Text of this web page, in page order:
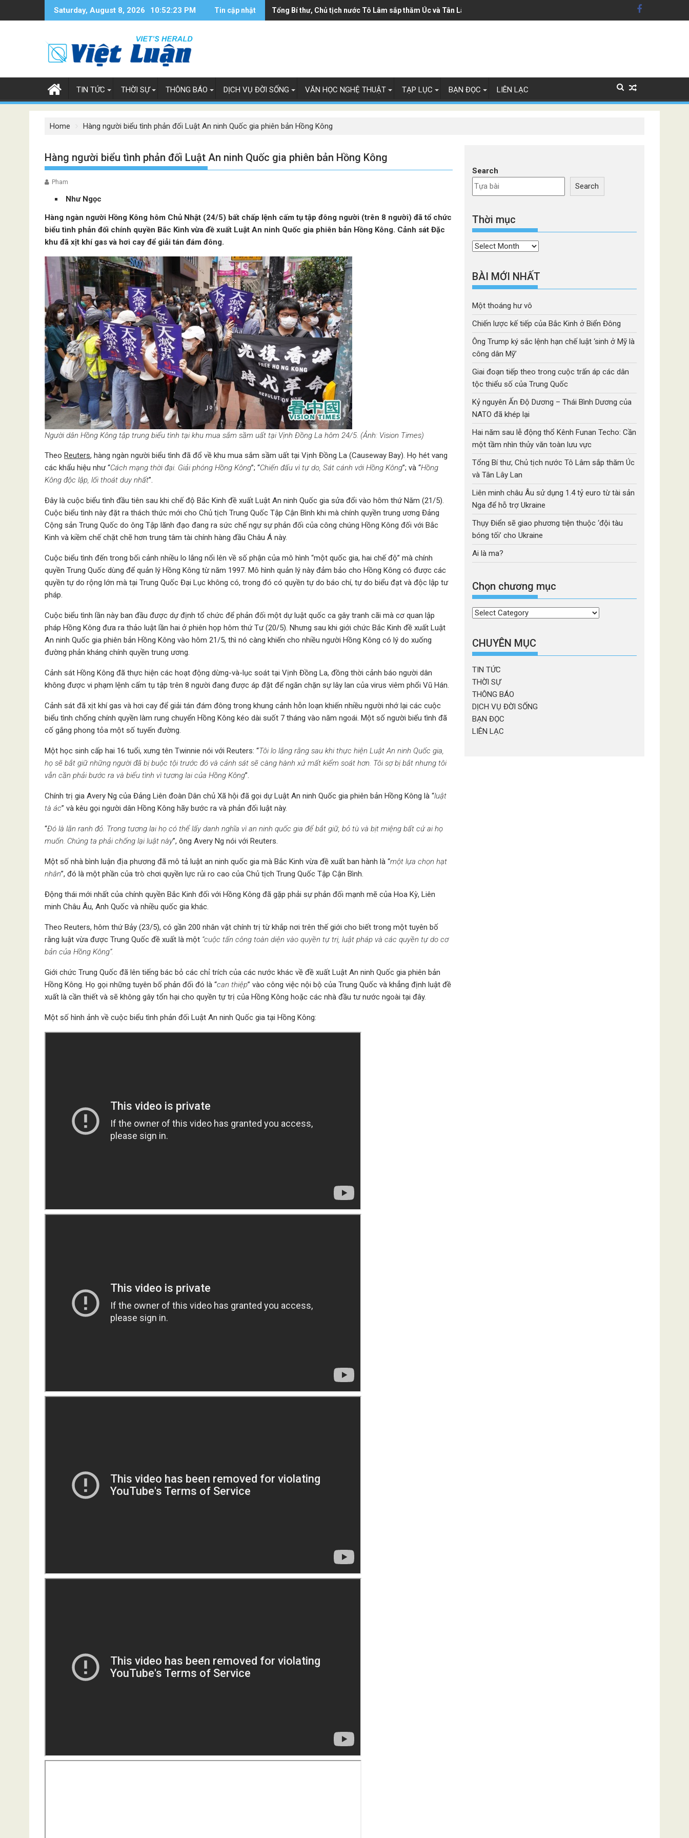
Saturday, August 8, 2026 10:52:24 PM Tin cập nhật Tổng Bí thư, Chủ tịch nước Tô Lâm sắp thăm Úc và Tân Lây Lan
TIN TỨC THỜI SỰ THÔNG BÁO DỊCH VỤ ĐỜI SỐNG VĂN HỌC NGHỆ THUẬT TẠP LỤC BẠN ĐỌC LIÊN LẠC
Home Hàng người biểu tình phản đối Luật An ninh Quốc gia phiên bản Hồng Kông
Hàng người biểu tình phản đối Luật An ninh Quốc gia phiên bản Hồng Kông
Pham
Như Ngọc
Hàng ngàn người Hồng Kông hôm Chủ Nhật (24/5) bất chấp lệnh cấm tụ tập đông người (trên 8 người) đã tổ chức
biểu tình phản đối chính quyền Bắc Kinh vừa đề xuất Luật An ninh Quốc gia phiên bản Hồng Kông. Cảnh sát Đặc
khu đã xịt khí gas và hơi cay để giải tán đám đông.
Người dân Hồng Kông tập trung biểu tình tại khu mua sắm sầm uất tại Vịnh Đồng La hôm 24/5. (Ảnh: Vision Times)
Theo Reuters, hàng ngàn người biểu tình đã đổ về khu mua sắm sầm uất tại Vịnh Đồng La (Causeway Bay). Họ hét vang
các khẩu hiệu như “Cách mạng thời đại. Giải phóng Hồng Kông”; “Chiến đấu vì tự do, Sát cánh với Hồng Kông”; và “Hồng
Kông độc lập, lối thoát duy nhất”.
Đây là cuộc biểu tình đầu tiên sau khi chế độ Bắc Kinh đề xuất Luật An ninh Quốc gia sửa đổi vào hôm thứ Năm (21/5).
Cuộc biểu tình này đặt ra thách thức mới cho Chủ tịch Trung Quốc Tập Cận Bình khi mà chính quyền trung ương Đảng
Cộng sản Trung Quốc do ông Tập lãnh đạo đang ra sức chế ngự sự phản đối của công chúng Hồng Kông đối với Bắc
Kinh và kiềm chế chặt chẽ hơn trung tâm tài chính hàng đầu Châu Á này.
Cuộc biểu tình đến trong bối cảnh nhiều lo lắng nổi lên về số phận của mô hình “một quốc gia, hai chế độ” mà chính
quyền Trung Quốc dùng để quản lý Hồng Kông từ năm 1997. Mô hình quản lý này đảm bảo cho Hồng Kông có được các
quyền tự do rộng lớn mà tại Trung Quốc Đại Lục không có, trong đó có quyền tự do báo chí, tự do biểu đạt và độc lập tư
pháp.
Cuộc biểu tình lần này ban đầu được dự định tổ chức để phản đối một dự luật quốc ca gây tranh cãi mà cơ quan lập
pháp Hồng Kông đưa ra thảo luật lần hai ở phiên họp hôm thứ Tư (20/5). Nhưng sau khi giới chức Bắc Kinh đề xuất Luật
An ninh Quốc gia phiên bản Hồng Kông vào hôm 21/5, thì nó càng khiến cho nhiều người Hồng Kông có lý do xuống
đường phản kháng chính quyền trung ương.
Cảnh sát Hồng Kông đã thực hiện các hoạt động dừng-và-lục soát tại Vịnh Đồng La, đồng thời cảnh báo người dân
không được vi phạm lệnh cấm tụ tập trên 8 người đang được áp đặt để ngăn chặn sự lây lan của virus viêm phổi Vũ Hán.
Cảnh sát đã xịt khí gas và hơi cay để giải tán đám đông trong khung cảnh hỗn loạn khiến nhiều người nhớ lại các cuộc
biểu tình chống chính quyền làm rung chuyển Hồng Kông kéo dài suốt 7 tháng vào năm ngoái. Một số người biểu tình đã
cố gắng phong tỏa một số tuyến đường.
Một học sinh cấp hai 16 tuổi, xưng tên Twinnie nói với Reuters: “Tôi lo lắng rằng sau khi thực hiện Luật An ninh Quốc gia,
họ sẽ bắt giữ những người đã bị buộc tội trước đó và cảnh sát sẽ càng hành xử mất kiểm soát hơn. Tôi sợ bị bắt nhưng tôi
vẫn cần phải bước ra và biểu tình vì tương lai của Hồng Kông”.
Chính trị gia Avery Ng của Đảng Liên đoàn Dân chủ Xã hội đã gọi dự Luật An ninh Quốc gia phiên bản Hồng Kông là “luật
tà ác” và kêu gọi người dân Hồng Kông hãy bước ra và phản đối luật này.
“Đó là lằn ranh đỏ. Trong tương lai họ có thể lấy danh nghĩa vì an ninh quốc gia để bắt giữ, bỏ tù và bịt miệng bất cứ ai họ
muốn. Chúng ta phải chống lại luật này”, ông Avery Ng nói với Reuters.
Một số nhà bình luận địa phương đã mô tả luật an ninh quốc gia mà Bắc Kinh vừa đề xuất ban hành là “một lựa chọn hạt
nhân”, đó là một phần của trò chơi quyền lực rủi ro cao của Chủ tịch Trung Quốc Tập Cận Bình.
Động thái mới nhất của chính quyền Bắc Kinh đối với Hồng Kông đã gặp phải sự phản đối mạnh mẽ của Hoa Kỳ, Liên
minh Châu Âu, Anh Quốc và nhiều quốc gia khác.
Theo Reuters, hôm thứ Bảy (23/5), có gần 200 nhân vật chính trị từ khắp nơi trên thế giới cho biết trong một tuyên bố
rằng luật vừa được Trung Quốc đề xuất là một “cuộc tấn công toàn diện vào quyền tự trị, luật pháp và các quyền tự do cơ
bản của Hồng Kông”.
Giới chức Trung Quốc đã lên tiếng bác bỏ các chỉ trích của các nước khác về đề xuất Luật An ninh Quốc gia phiên bản
Hồng Kông. Họ gọi những tuyên bố phản đối đó là “can thiệp” vào công việc nội bộ của Trung Quốc và khẳng định luật đề
xuất là cần thiết và sẽ không gây tổn hại cho quyền tự trị của Hồng Kông hoặc các nhà đầu tư nước ngoài tại đây.
Một số hình ảnh về cuộc biểu tình phản đối Luật An ninh Quốc gia tại Hồng Kông:
Search
Search
Thời mục
Thời
BÀI MỚI NHẤT
Một thoáng hư vô
Chiến lược kế tiếp của Bắc Kinh ở Biển Đông
Ông Trump ký sắc lệnh hạn chế luật ‘sinh ở Mỹ là
công dân Mỹ’
Giai đoạn tiếp theo trong cuộc trấn áp các dân
tộc thiểu số của Trung Quốc
Kỷ nguyên Ấn Độ Dương – Thái Bình Dương của
NATO đã khép lại
Hai năm sau lễ động thổ Kênh Funan Techo: Cần
một tầm nhìn thủy văn toàn lưu vực
Tổng Bí thư, Chủ tịch nước Tô Lâm sắp thăm Úc
và Tân Lây Lan
Liên minh châu Âu sử dụng 1.4 tỷ euro từ tài sản
Nga để hỗ trợ Ukraine
Thụy Điển sẽ giao phương tiện thuộc ‘đội tàu
bóng tối’ cho Ukraine
Ai là ma?
Chọn chương mục
Chọn
mục
CHUYÊN MỤC
TIN TỨC
THỜI SỰ
THÔNG BÁO
DỊCH VỤ ĐỜI SỐNG
BẠN ĐỌC
LIÊN LẠC